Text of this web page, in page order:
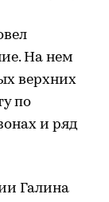
На нем
верхних
по
и ряд
Галина